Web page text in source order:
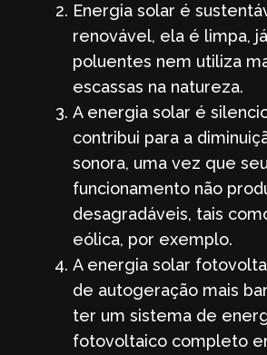
Energia solar é
renovável, ela é limpa,
poluentes nem utiliza
escassas na natureza.
A energia solar é
contribui para a
sonora, uma vez que seu
funcionamento não
desagradáveis, tais
eólica, por exemplo.
A energia solar
de autogeração mais
ter um sistema de
fotovoltaico completo